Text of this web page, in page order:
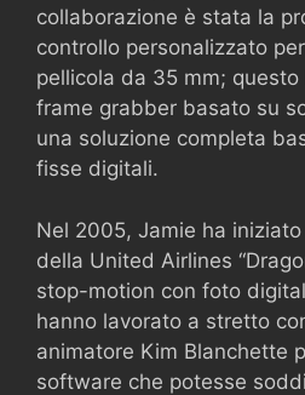
collaborazione è stata la
controllo personalizzato
pellicola da 35 mm;
frame grabber basato su
una soluzione completa
fisse digitali.
Nel 2005, Jamie ha
della United Airlines
stop-motion con foto
hanno lavorato a stretto
animatore Kim Blanchette
software che potesse